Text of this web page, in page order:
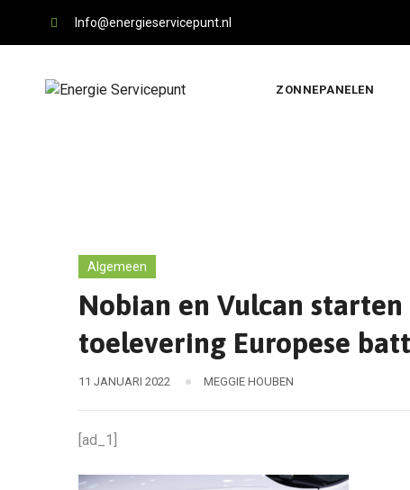
Info@energieservicepunt.nl
ZONNEPANELEN
Algemeen
Nobian en Vulcan
toelevering Europese
11 JANUARI 2022 MEGGIE HOUBEN
[ad_1]